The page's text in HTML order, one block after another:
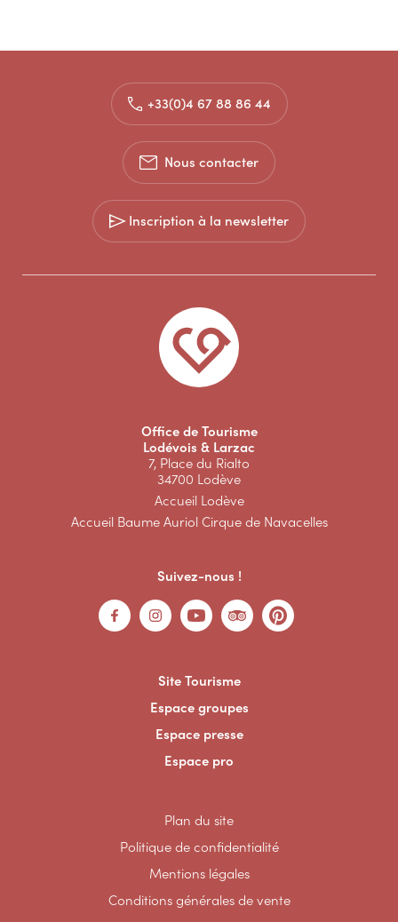
+33(0)4 67 88 86 44
Nous contacter
Inscription à la newsletter
Office de Tourisme
Lodévois & Larzac
7, Place du Rialto
34700 Lodève
Accueil Lodève
Accueil Baume Auriol Cirque de Navacelles
Suivez-nous !
Site Tourisme
Espace groupes
Espace presse
Espace pro
Plan du site
Politique de confidentialité
Mentions légales
Conditions générales de vente